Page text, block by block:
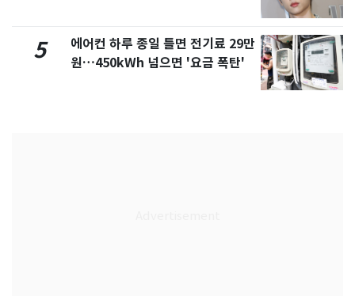
5
에어컨 하루 종일 틀면 전기료 29만
원…450kWh 넘으면 '요금 폭탄'